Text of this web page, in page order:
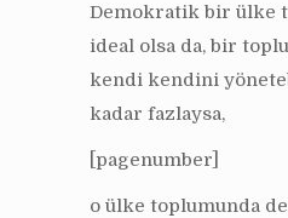
Demokratik bir ülke
ideal olsa da, bir
kendi kendini
kadar fazlaysa,
[pagenumber]
o ülke toplumunda